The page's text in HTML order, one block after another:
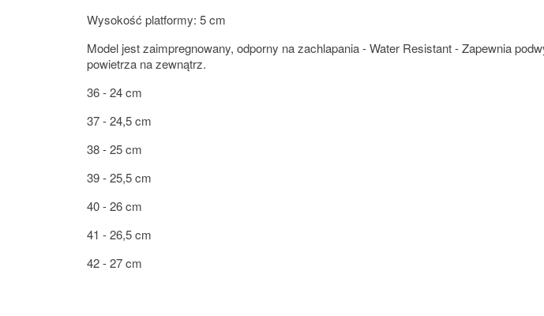
Wysokość platformy: 5 cm
Model jest zaimpregnowany, odporny na zachlapania - Water Resistant - Zapewnia
powietrza na zewnątrz.
36 - 24 cm
37 - 24,5 cm
38 - 25 cm
39 - 25,5 cm
40 - 26 cm
41 - 26,5 cm
42 - 27 cm